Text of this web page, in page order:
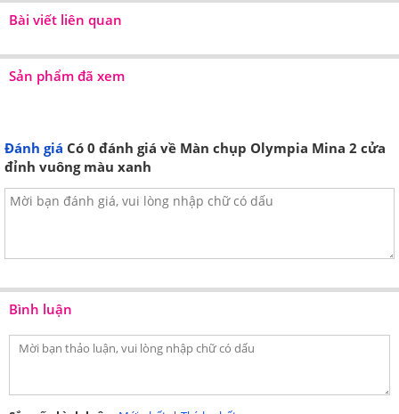
Bài viết liên quan
Sản phẩm đã xem
Đánh giá Có 0 đánh giá về Màn chụp Olympia Mina 2 cửa
đỉnh vuông màu xanh
Bình luận